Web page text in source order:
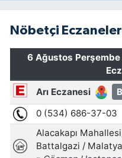
Nöbetçi Eczaneler